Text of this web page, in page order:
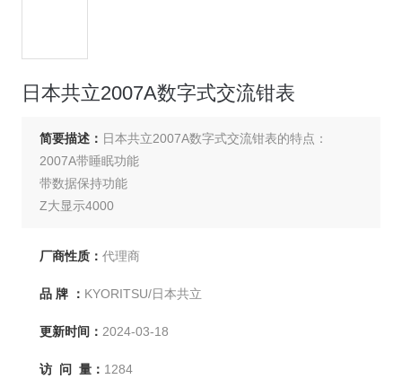
日本共立2007A数字式交流钳表
简要描述： 日本共立2007A数字式交流钳表的特点：
2007A带睡眠功能
带数据保持功能
Z大显示4000
厂商性质： 代理商
品 牌 ： KYORITSU/日本共立
更新时间： 2024-03-18
访 问 量： 1284